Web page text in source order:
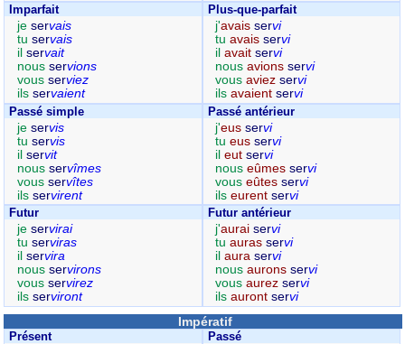
Imparfait
je servais
tu servais
il servait
nous servions
vous serviez
ils servaient
Plus-que-parfait
j'avais servi
tuavais servi
ilavait servi
nousavions servi
vousaviez servi
ilsavaient servi
Passé simple
je servis
tu servis
il servit
nous servîmes
vous servîtes
ils servirent
Passé antérieur
j'eus servi
tueus servi
ileut servi
nouseûmes servi
vouseûtes servi
ilseurent servi
Futur
je servirai
tu serviras
il servira
nous servirons
vous servirez
ils serviront
Futur antérieur
j'aurai servi
tuauras servi
ilaura servi
nousaurons servi
vousaurez servi
ilsauront servi
Impératif
Présent
Passé